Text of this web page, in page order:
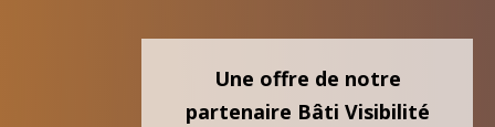
Une offre de notre
partenaire Bâti Visibilité